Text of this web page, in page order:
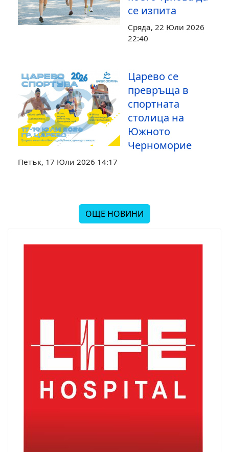
се изпита
Сряда, 22 Юли 2026
22:40
Царево се
превръща в
спортната
столица на
Южното
Черноморие
Петък, 17 Юли 2026 14:17
ОЩЕ НОВИНИ